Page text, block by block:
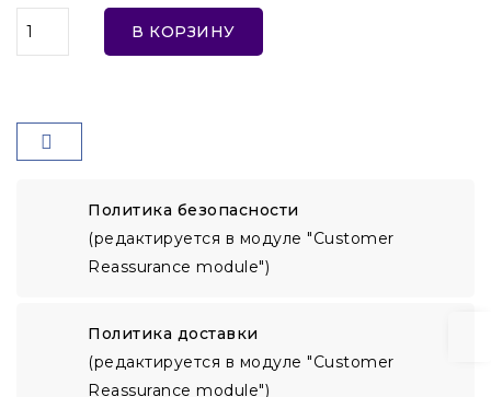
В КОРЗИНУ
Политика безопасности
(редактируется в модуле "Customer
Reassurance module")
Политика доставки
(редактируется в модуле "Customer
Reassurance module")